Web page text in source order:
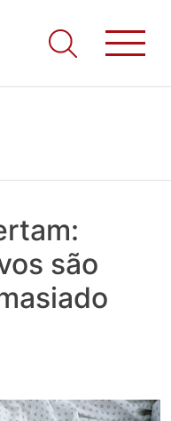
Onde as notícias
na Saúde!
são